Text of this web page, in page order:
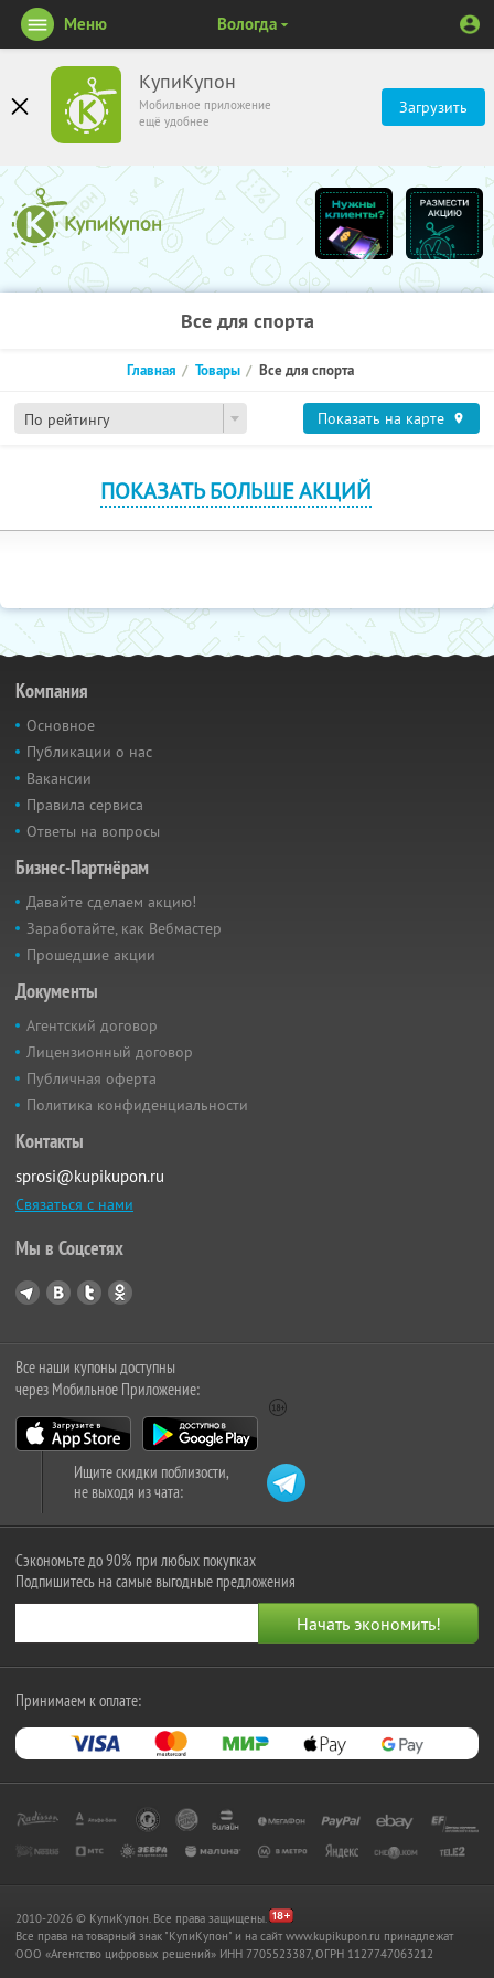
КупиКупон
Мобильное приложение
ещё удобнее
Загрузить
Меню Вологда
Все для спорта
По рейтингу
Главная Товары Все для спорта
Показать на карте
ПОКАЗАТЬ БОЛЬШЕ АКЦИЙ
Компания
Основное
Публикации о нас
Вакансии
Правила сервиса
Ответы на вопросы
Бизнес-Партнёрам
Давайте сделаем акцию!
Заработайте, как Вебмастер
Прошедшие акции
Документы
Агентский договор
Лицензионный договор
Публичная оферта
Политика конфиденциальности
Контакты
sprosi@kupikupon.ru
Связаться с нами
Мы в Соцсетях
Все наши купоны доступны
через Мобильное Приложение:
Ищите скидки поблизости,
не выходя из чата:
Сэкономьте до 90% при любых покупках
Подпишитесь на самые выгодные предложения
Принимаем к оплате:
2010-2026 © КупиКупон. Все права защищены.
Все права на товарный знак "КупиКупон" и на сайт www.kupikupon.ru принадлежат
OOO «Агентство цифровых решений» ИНН 7705523387, ОГРН 1127747063212